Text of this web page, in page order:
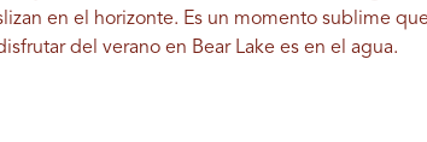
en el horizonte. Es un momento sublime
del verano en Bear Lake es en el agua.